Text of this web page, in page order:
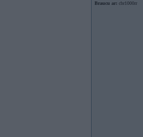
Braucu ar: cbr1000rr